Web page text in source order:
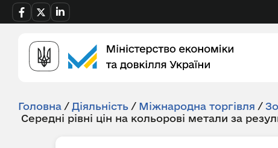
Головна / Діяльність / Міжнародна торгівля /
Середні рівні цін на кольорові метали за